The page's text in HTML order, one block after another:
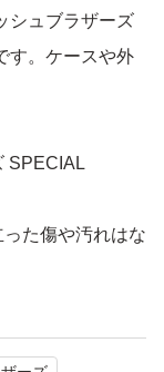
シュブラザーズ
す。ケースや外
SPECIAL
った傷や汚れはな